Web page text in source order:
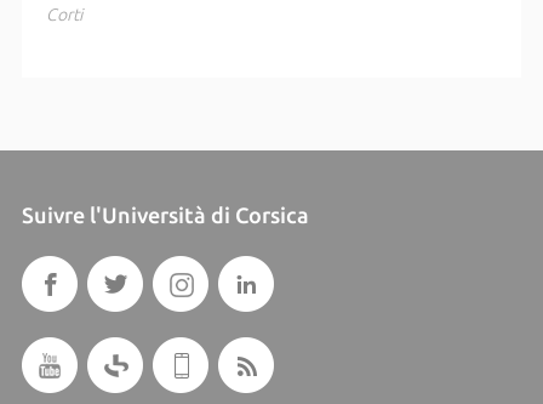
Corti
Suivre l'Università di Corsica